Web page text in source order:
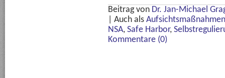
Beitrag von Dr. Jan-Michael
Auch als Aufsichtsmaßnahmen
NSA, Safe Harbor,
Kommentare (0)